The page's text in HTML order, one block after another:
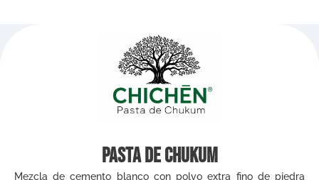
Pasta de Chukum
Mezcla de cemento blanco con polvo extra fino de piedra